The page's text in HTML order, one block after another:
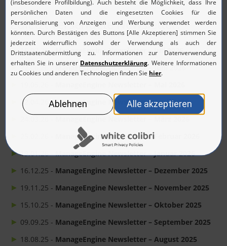
Zuletzt versendete Newsletter:
16.07.26 -ManageEngine Newsletter – Juli 2026
22.06.26 - ManageEngine Newsletter – Juni 2026
22.04.26 -ManageEngine Newsletter – April 2026
ManageEngine Newsletter – Februar 2026
19.01.26 -ManageEngine Newsletter – Januar 2026
16.12.25 - ManageEngine Newsletter – Dezember 2025
19.11.25 - ManageEngine Newsletter – November 2025
15.10.25 - ManageEngine Newsletter – Oktober 2025
09.09.25 - ManageEngine Newsletter – September 2025
18.08.25 - ManageEngine Newsletter – August 2025